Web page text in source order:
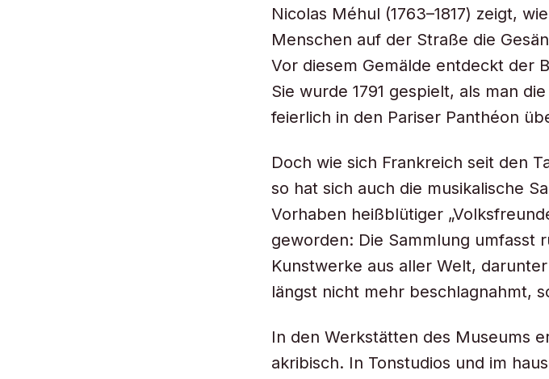
Nicolas Méhul (1763–1817) zeigt,
Menschen auf der Straße die
Vor diesem Gemälde entdeckt der
Sie wurde 1791 gespielt, als man
feierlich in den Pariser Panthéon
Doch wie sich Frankreich seit den
so hat sich auch die musikalische
Vorhaben heißblütiger
geworden: Die Sammlung umfasst
Kunstwerke aus aller Welt,
längst nicht mehr beschlagnahmt,
In den Werkstätten des Museums
akribisch. In Tonstudios und im